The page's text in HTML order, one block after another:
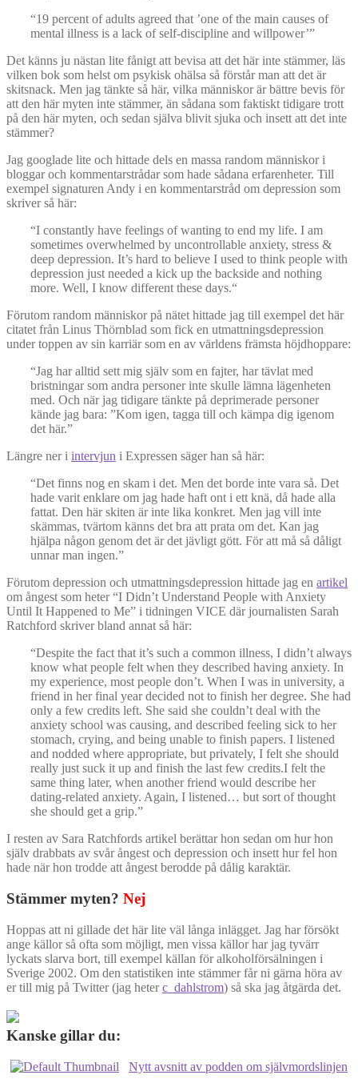
“19 percent of adults agreed that ’one of the main causes of
mental illness is a lack of self-discipline and willpower’”
Det känns ju nästan lite fånigt att bevisa att det här inte stämmer, läs
vilken bok som helst om psykisk ohälsa så förstår man att det är
skitsnack. Men jag tänkte så här, vilka människor är bättre bevis för
att den här myten inte stämmer, än sådana som faktiskt tidigare trott
på den här myten, och sedan själva blivit sjuka och insett att det inte
stämmer?
Jag googlade lite och hittade dels en massa random människor i
bloggar och kommentarstrådar som hade sådana erfarenheter. Till
exempel signaturen Andy i en kommentarstråd om depression som
skriver så här:
“I constantly have feelings of wanting to end my life. I am
sometimes overwhelmed by uncontrollable anxiety, stress &
deep depression. It’s hard to believe I used to think people with
depression just needed a kick up the backside and nothing
more. Well, I know different these days.“
Förutom random människor på nätet hittade jag till exempel det här
citatet från Linus Thörnblad som fick en utmattningsdepression
under toppen av sin karriär som en av världens främsta höjdhoppare:
“Jag har alltid sett mig själv som en fajter, har tävlat med
bristningar som andra personer inte skulle lämna lägenheten
med. Och när jag tidigare tänkte på deprimerade personer
kände jag bara: ”Kom igen, tagga till och kämpa dig igenom
det här.”
Längre ner i intervjun i Expressen säger han så här:
“Det finns nog en skam i det. Men det borde inte vara så. Det
hade varit enklare om jag hade haft ont i ett knä, då hade alla
fattat. Den här skiten är inte lika konkret. Men jag vill inte
skämmas, tvärtom känns det bra att prata om det. Kan jag
hjälpa någon genom det är det jävligt gött. För att må så dåligt
unnar man ingen.”
Förutom depression och utmattningsdepression hittade jag en artikel
om ångest som heter “I Didn’t Understand People with Anxiety
Until It Happened to Me” i tidningen VICE där journalisten Sarah
Ratchford skriver bland annat så här:
“Despite the fact that it’s such a common illness, I didn’t always
know what people felt when they described having anxiety. In
my experience, most people don’t. When I was in university, a
friend in her final year decided not to finish her degree. She had
only a few credits left. She said she couldn’t deal with the
anxiety school was causing, and described feeling sick to her
stomach, crying, and being unable to finish papers. I listened
and nodded where appropriate, but privately, I felt she should
really just suck it up and finish the last few credits.I felt the
same thing later, when another friend would describe her
dating-related anxiety. Again, I listened… but sort of thought
she should get a grip.”
I resten av Sara Ratchfords artikel berättar hon sedan om hur hon
själv drabbats av svår ångest och depression och insett hur fel hon
hade när hon trodde att ångest berodde på dålig karaktär.
Stämmer myten? Nej
Hoppas att ni gillade det här lite väl långa inlägget. Jag har försökt
ange källor så ofta som möjligt, men vissa källor har jag tyvärr
lyckats slarva bort, till exempel källan för alkoholförsälningen i
Sverige 2002. Om den statistiken inte stämmer får ni gärna höra av
er till mig på Twitter (jag heterc_dahlstrom) så ska jag åtgärda det.
Kanske gillar du:
Nytt avsnitt av podden om självmordslinjen